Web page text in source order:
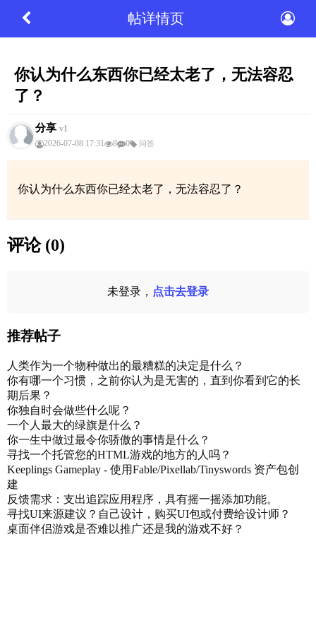
帖详情页
你认为什么东西你已经太老了，无法容忍
了？
分享 v1
2026-07-08 17:31
8 0 问答
你认为什么东西你已经太老了，无法容忍了？
评论 (0)
未登录， 点击去登录
推荐帖子
人类作为一个物种做出的最糟糕的决定是什么？
你有哪一个习惯，之前你认为是无害的，直到你看到它的长
期后果？
你独自时会做些什么呢？
一个人最大的绿旗是什么？
你一生中做过最令你骄傲的事情是什么？
寻找一个托管您的HTML游戏的地方的人吗？
Keeplings Gameplay - 使用Fable/Pixellab/Tinyswords 资产包创
建
反馈需求：支出追踪应用程序，具有摇一摇添加功能。
寻找UI来源建议？自己设计，购买UI包或付费给设计师？
桌面伴侣游戏是否难以推广还是我的游戏不好？